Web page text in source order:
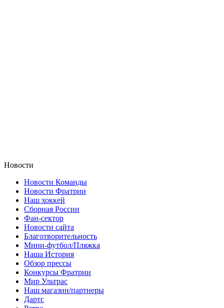
Новости
Новости Команды
Новости Фратрии
Наш хоккей
Сборная России
Фан-cектор
Новости сайта
Благотворительность
Мини-футбол/Пляжка
Наша История
Обзор прессы
Конкурсы Фратрии
Мир Ультрас
Наш магазин/партнеры
Дартс